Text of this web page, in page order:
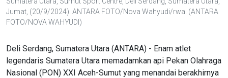
Jumat, (20/9/2024). ANTARA FOTO/Nova Wahyudi/rwa. (ANTARA
FOTO/NOVA WAHYUDI)
Deli Serdang, Sumatera Utara (ANTARA) - Enam atlet
legendaris Sumatera Utara memadamkan api Pekan Olahraga
Nasional (PON) XXI Aceh-Sumut yang menandai berakhirnya